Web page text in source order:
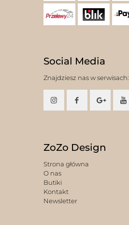
Social Media
Znajdziesz nas w serwisach:
ZoZo Design
Strona główna
O nas
Butiki
Kontakt
Newsletter